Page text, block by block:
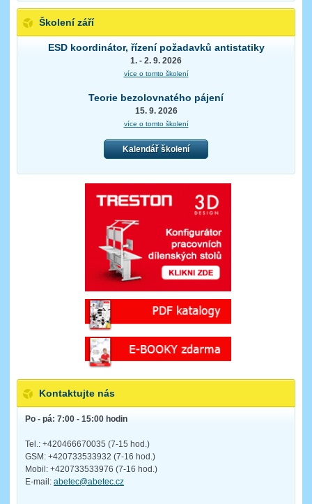
Školení září
ESD koordinátor, řízení požadavků antistatiky
1. - 2. 9. 2026
více o tomto školení
Teorie bezolovnatého pájení
15. 9. 2026
více o tomto školení
Kalendář školení
Kontaktujte nás
Po - pá: 7:00 - 15:00 hodin
Tel.: +420466670035 (7-15 hod.)
GSM: +420733533932 (7-16 hod.)
Mobil: +420733533976 (7-16 hod.)
E-mail: abetec@abetec.cz